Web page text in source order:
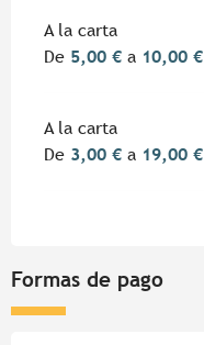
Tarifas 2026
A la carta
De 5,00 € a 10,00 €
A la carta
De 3,00 € a 19,00 €
Formas de pago